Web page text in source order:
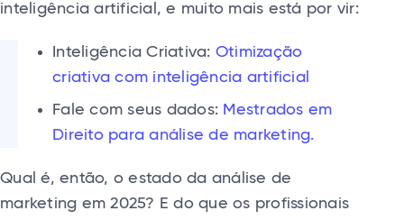
inteligência artificial, e muito mais está por vir:
Inteligência Criativa: Otimização
criativa com inteligência artificial
Fale com seus dados: Mestrados em
Direito para análise de marketing.
Qual é, então, o estado da análise de
marketing em 2025? E do que os profissionais